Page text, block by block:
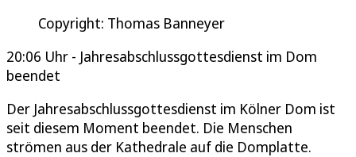
Copyright: Thomas Banneyer
20:06 Uhr - Jahresabschlussgottesdienst im Dom
beendet
Der Jahresabschlussgottesdienst im Kölner Dom ist
seit diesem Moment beendet. Die Menschen
strömen aus der Kathedrale auf die Domplatte.